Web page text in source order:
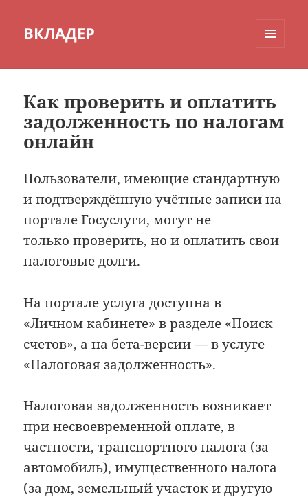
ВКЛАДЕР
Как проверить и оплатить
задолженность по налогам
онлайн
Пользователи, имеющие стандартную
и подтверждённую учётные записи на
порталеГосуслуги, могут не
только проверить, но и оплатить свои
налоговые долги.
На портале услуга доступна в
«Личном кабинете» в разделе «Поиск
счетов», а на бета-версии — в услуге
«Налоговая задолженность».
Налоговая задолженность возникает
при несвоевременной оплате, в
частности, транспортного налога (за
автомобиль), имущественного налога
(за дом, земельный участок и другую